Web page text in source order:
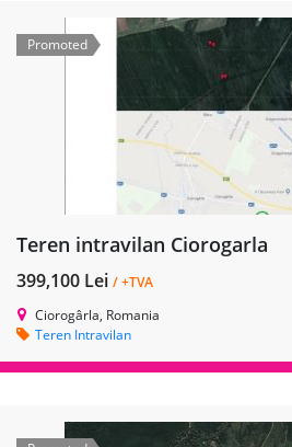
Promoted
Teren intravilan Ciorogarla
399,100 Lei / +TVA
Ciorogârla, Romania
Teren Intravilan